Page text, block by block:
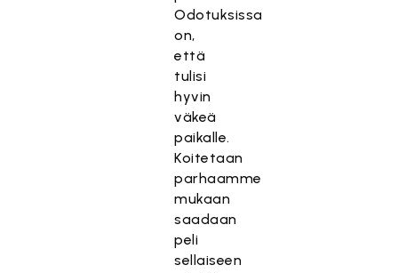
Odotuksissa
on,
että
tulisi
hyvin
väkeä
paikalle.
Koitetaan
parhaamme
mukaan
saadaan
peli
sellaiseen